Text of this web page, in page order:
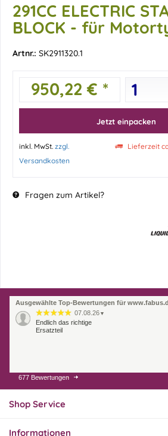
291CC ELECTRIC
BLOCK - für
Artnr.: SK2911320.1
950,22 € *
Jetzt einpacken
inkl. MwSt. zzgl.
Versandkosten
Lieferzeit
Fragen zum Artikel?
Ausgewählte Top-Bewertungen für
07.08.26 ▼
Endlich das richtige
Ersatzteil
01.08.26
Innerhalb 2 Tagen Ware
677 Bewertungen
Shop Service
Informationen